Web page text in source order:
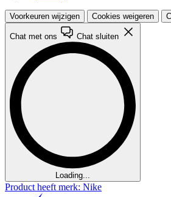
Voorkeuren wijzigen Cookies weigeren
Chat met ons Chat sluiten
Loading...
Product heeft merk: Nike